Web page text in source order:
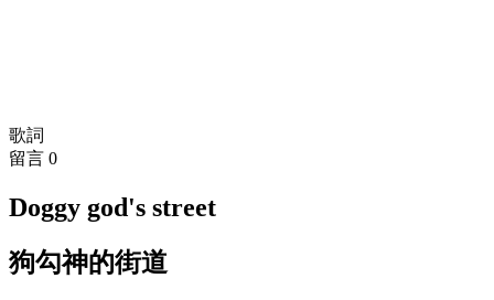
歌詞
留言 0
Doggy god's street
狗勾神的街道